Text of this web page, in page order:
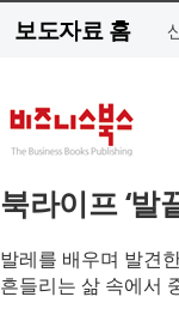
보도자료 홈
북라이프 ‘발
발레를 배우며 발견
흔들리는 삶 속에서